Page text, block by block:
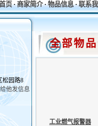
页·商家简介·物品信息·联系
松园路8
全部物
工业燃气报警器